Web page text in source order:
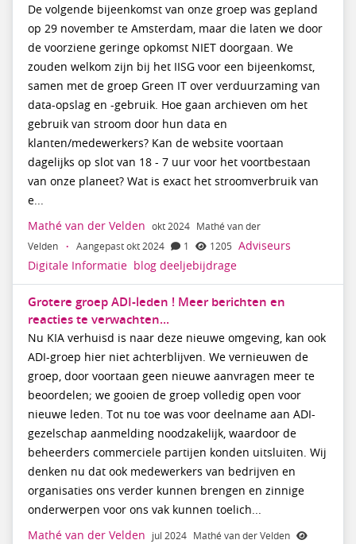
De volgende bijeenkomst van onze groep was gepland
op 29 november te Amsterdam, maar die laten we door
de voorziene geringe opkomst NIET doorgaan. We
zouden welkom zijn bij het IISG voor een bijeenkomst,
samen met de groep Green IT over verduurzaming van
data-opslag en -gebruik. Hoe gaan archieven om het
gebruik van stroom door hun data en
klanten/medewerkers? Kan de website voortaan
dagelijks op slot van 18 - 7 uur voor het voortbestaan
van onze planeet? Wat is exact het stroomverbruik van
e...
Mathé van der Velden okt 2024 Mathé van der
Velden
· Aangepast okt 2024 1 1205 Adviseurs
Digitale Informatie blog deeljebijdrage
Grotere groep ADI-leden ! Meer berichten en
reacties te verwachten...
Nu KIA verhuisd is naar deze nieuwe omgeving, kan ook
ADI-groep hier niet achterblijven. We vernieuwen de
groep, door voortaan geen nieuwe aanvragen meer te
beoordelen; we gooien de groep volledig open voor
nieuwe leden. Tot nu toe was voor deelname aan ADI-
gezelschap aanmelding noodzakelijk, waardoor de
beheerders commerciele partijen konden uitsluiten. Wij
denken nu dat ook medewerkers van bedrijven en
organisaties ons verder kunnen brengen en zinnige
onderwerpen voor ons vak kunnen toelich...
Mathé van der Velden jul 2024 Mathé van der Velden